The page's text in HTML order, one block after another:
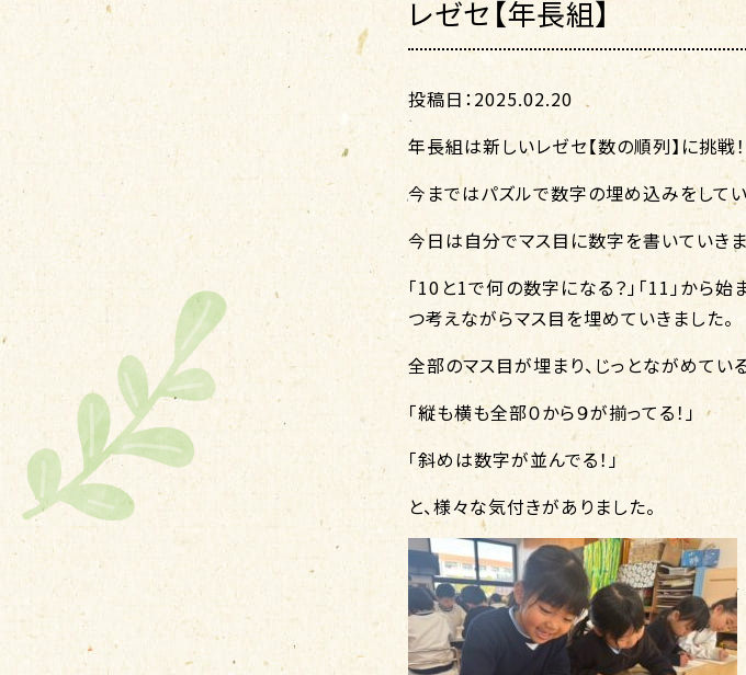
レゼセ【年長組】
投稿日：2025.02.20
年長組は新しいレゼセ【数の順列】に挑戦！
今まではパズルで数字の埋め込みをしてい
今日は自分でマス目に数字を書いていきま
「10と1で何の数字になる？」「11」から始
つ考えながらマス目を埋めていきました。
全部のマス目が埋まり、じっとながめてい
「縦も横も全部０から９が揃ってる！」
「斜めは数字が並んでる！」
と、様々な気付きがありました。